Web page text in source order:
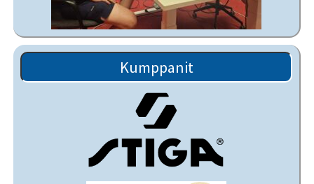
Kumppanit